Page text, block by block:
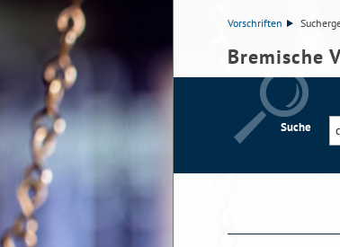
Vorschriften
Bremische
Suche